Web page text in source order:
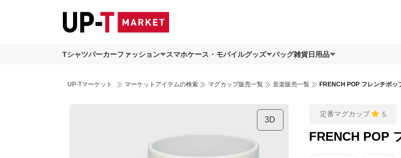
Tシャツパーカーファッション スマホケース・モバイルグッズ バッグ雑貨日用品
UP-Tマーケット マーケットアイテムの検索 マグカップ販売一覧 音楽販売一覧 FRENCH POP フレンチポッ
3D
定番マグカップ 5
FRENCH POP